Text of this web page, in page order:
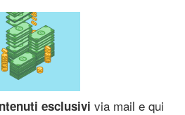
esclusivi via mail e qui